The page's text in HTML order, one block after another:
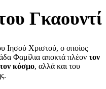
Γκαουντί
Ιησού Χριστού, ο οποίος
Φαμίλια αποκτά πλέον τον
κόσμο, αλλά και του